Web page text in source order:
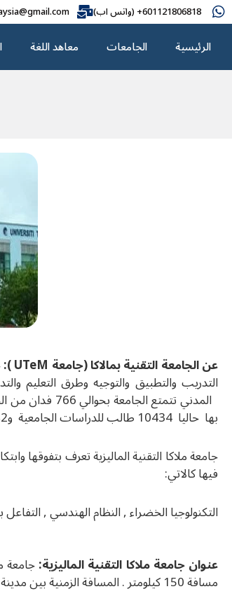
601121806818+ (واتس اب)
الرئيسية الجامعات معاهد اللغة
عن الجامعة التقنية بمالاكا (جامعة UTeM ):
التدريب والتطبيق والتوجيه وطرق التعليم
بها حاليا 10434 طالب للدراسات الجامعية و4582 طالب للدراسات العليا , ان مناخ جامعة مالاكا التقنية يتميز بالتنوع الثقافي وسط طلابها .
فيها كالاتي:
التكنولوجيا الخضراء , النظام الهندسي , التفاعل
عنوان جامعة ملاكا التقنية الماليزية:
مسافة 150 كيلومتر . المسافة الزمنية بين مدينة ملاكا و مدينة كوالالامبور هي ساعة و نصف بالسيارة .